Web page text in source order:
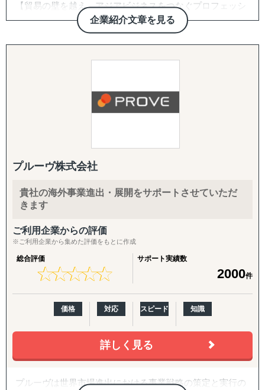
『販路構築チーム』
目的：海外現地で最適なパートナーとの取引を創出する
↳ 商談向け資料制作
↳ 企業リストアップ
『体制構築チーム』
↳ ビザ申請サポート
↳ 不動産探索（オフィス・倉庫・店舗・住居）
↳ 人材採用支援（現地スタッフ採用）
・海外事業の戦略を相談できる相手が社内にいない
【サービス概要】
グロスペリティの特長は、**市場調査・戦略策定から、EC
「一気通貫の支援体制」**にあります。情報提供にとどま
らず、現地ネットワークを活用して「実際に売れる状態」
1. 海外営業代行（B2B）
ターゲットリストの作成から、オンライン・現地でのアプ
る商流構築、継続的な取引先フォローまでを代行します。
「商談化」「販路開拓」という成果に直結する実行支援で
2. パートナー開拓支援
海外展開の成否を分けるのは「正しいパートナーとの掛け
合わせ」です。開拓戦略の策定、ターゲットリストの優先
度付け、アプローチ代行、契約・スキーム構築、そして開
拓後の現地事業開発（定例会・プロジェクト管理・ロード
マップ策定・交渉代行・ローカライズ支援）までを伴走し
3. 越境EC支援（B2C）
米国Amazonを中心に、アカウント開設・商品ページ作
した物流設計、運用・販促・販売データ分析までを一気通
企業紹介文章を見る
【貿易の壁を越え、アジアビジネスをつなぐプロフェッシ
ョナル】
トレーディネート株式会社は「貿易を通じて人と人をつな
げる」という理念のもと、
海外展開を目指す企業と海外市場を結ぶ架け橋として2015
物流と営業代行を融合させた独自のサービスで、
これまで多くの企業の海外進出を成功に導いてきました。
【圧倒的な台湾ネットワーク】
創業以来、台湾に毎月渡航し構築してきた強固なパートナ
ーシップにより、
他社では提供できない販路開拓ルートを確保。食品、酒、
米、庭木、観賞魚などの特殊分野でも確かな実績を持ち、
【貿易業界の"異端児"としての挑戦】
常識にとらわれない発想で、通常の貿易会社では対応困難
な案件にも果敢に挑戦。
生き物・植物の輸出入や、特殊貨物の取扱いなど、
専門性の高いサービスを提供しています。
【両方向のビジネス支援】
日本から海外への展開支援だけでなく、海外企業の日本進
輸入→保管→ピッキング→発送までのワンストップ物流体
、EC販売やオムニチャネル展開もスムーズに実現します。
プルーヴ株式会社
貴社の海外事業進出・展開をサポートさせていただ
きます
ご利用企業からの評価
※ご利用企業から集めた評価をもとに作成
総合評価
★★★★★
★★★★★
サポート実績数
2000件
価格 対応 スピード 知識
詳しく見る
プルーヴは世界市場進出における事業戦略の策定と実行の